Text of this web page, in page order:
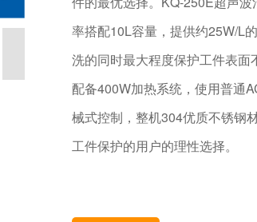
率搭配10L容量，提供约25W/L
洗的同时最大程度保护工件表面
配备400W加热系统，使用普通
械式控制，整机304优质不锈钢
工件保护的用户的理性选择。